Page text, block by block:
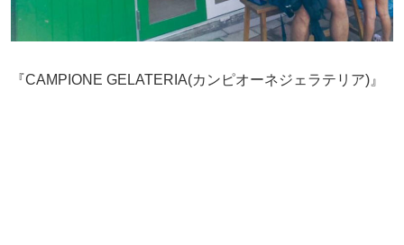
『CAMPIONE GELATERIA(カンピオーネジェラテリア)』